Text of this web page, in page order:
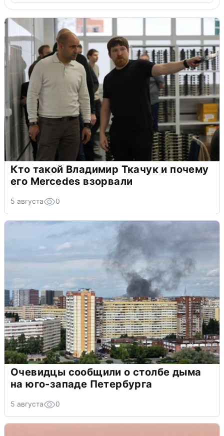
Кто такой Владимир Ткачук и почему
его Mercedes взорвали
5 августа 0
Очевидцы сообщили о столбе дыма
на юго-западе Петербурга
5 августа 0